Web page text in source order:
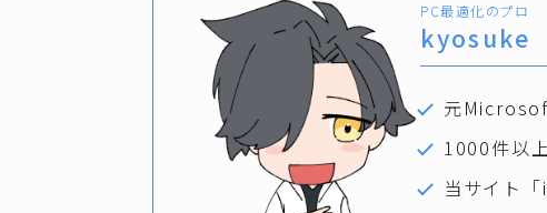
PC最適化のプロ
kyosuke
元
1000件以
当サイト